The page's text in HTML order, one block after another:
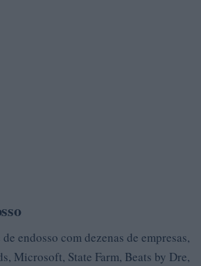
endosso com dezenas de empresas,
Microsoft, State Farm, Beats by Dre,